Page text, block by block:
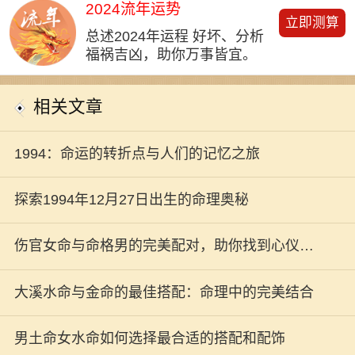
2024流年运势
总述2024年运程 好坏、分析
福祸吉凶，助你万事皆宜。
立即测算
相关文章
1994：命运的转折点与人们的记忆之旅
探索1994年12月27日出生的命理奥秘
伤官女命与命格男的完美配对，助你找到心仪伴
侣！
大溪水命与金命的最佳搭配：命理中的完美结合
男土命女水命如何选择最合适的搭配和配饰